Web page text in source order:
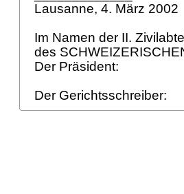
Lausanne, 4. März 2002
Im Namen der II.
des
Der Präsident:
Der Gerichtsschreiber: